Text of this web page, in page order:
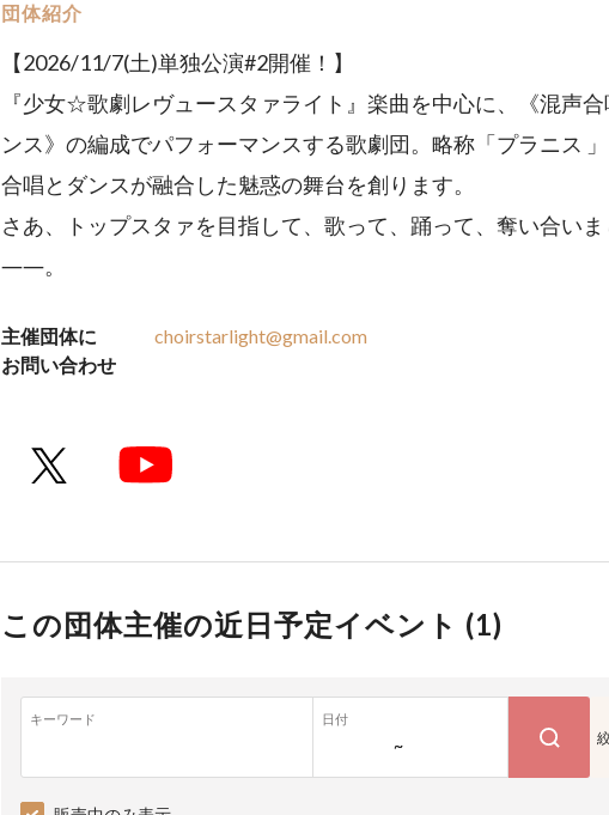
団体紹介
【2026/11/7(土)単独公演#2開催！】
『少女☆歌劇レヴュースタァライト』楽曲を中心に、《混声
ンス》の編成でパフォーマンスする歌劇団。略称「プラニス
合唱とダンスが融合した魅惑の舞台を創ります。
さあ、トップスタァを目指して、歌って、踊って、奪い合い
――。
主催団体に
お問い合わせ
choirstarlight@gmail.com
この団体主催の近日予定イベント (1)
キーワード 日付
~